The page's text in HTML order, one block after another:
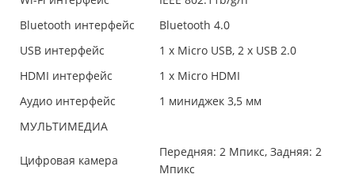
Bluetooth интерфейс
Bluetooth 4.0
USB интерфейс
1 x Micro USB, 2 x USB 2.0
HDMI интерфейс
1 x Micro HDMI
Аудио интерфейс
1 миниджек 3,5 мм
МУЛЬТИМЕДИА
Цифровая камера
Передняя: 2 Мпикс, Задняя: 2
Мпикс